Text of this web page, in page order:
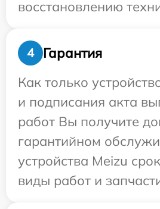
восстановлению
4
Гарантия
Как только
и подписания акта
работ Вы получите
гарантийном
устройства Meizu
виды работ и